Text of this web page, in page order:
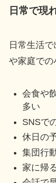
日常で現
日常生活
や家庭での
会食や
多い
SNSで
休日の
集団行
家に帰